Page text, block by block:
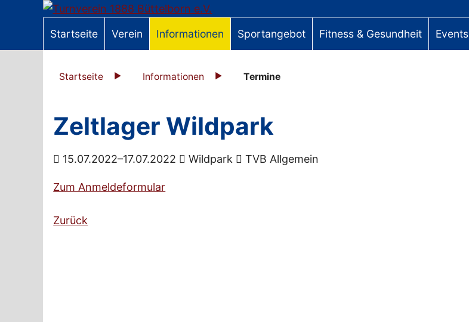
Startseite Verein Informationen Sportangebot Fitness & Gesundheit Events
Startseite Informationen Termine
Zeltlager Wildpark
15.07.2022–17.07.2022 Wildpark TVB Allgemein
Zum Anmeldeformular
Zurück